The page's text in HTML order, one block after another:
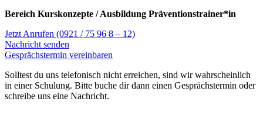
Bereich Kurskonzepte / Ausbildung Präventionstrainer*in
Jetzt Anrufen (0921 / 75 96 8 – 12)
Nachricht senden
Gesprächstermin vereinbaren
Solltest du uns telefonisch nicht erreichen, sind wir wahrscheinlich
in einer Schulung. Bitte buche dir dann einen Gesprächstermin oder
schreibe uns eine Nachricht.